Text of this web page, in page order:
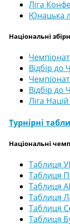
Ліга
Юнацька
Національні
Чемпіонат
Відбір до
Відбір до
Ліга
Турнірні
Національні
Таблиця
Таблиця
Таблиця
Таблиця
Таблиця
Таблиця